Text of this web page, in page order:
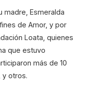
madre, Esmeralda
de Amor, y por
Loata, quienes
que estuvo
más de 10
y otros.